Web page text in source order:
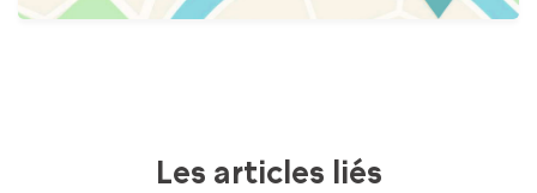
Les articles liés